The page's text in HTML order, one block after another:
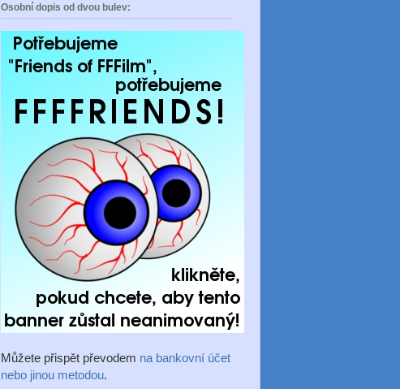
Osobní dopis od dvou bulev:
Můžete přispět převodem na bankovní účet
nebo jinou metodou.